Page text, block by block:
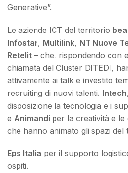
Generative”.
Le aziende ICT del territorio
Infostar, Multilink, NT Nuove
Retelit – che, rispondendo con
chiamata del Cluster DITEDI,
attivamente ai talk e investito
recruiting di nuovi talenti. Intech
disposizione la tecnologia e i
e Animandi per la creatività e le
che hanno animato gli spazi del
Eps Italia per il supporto
ospiti.